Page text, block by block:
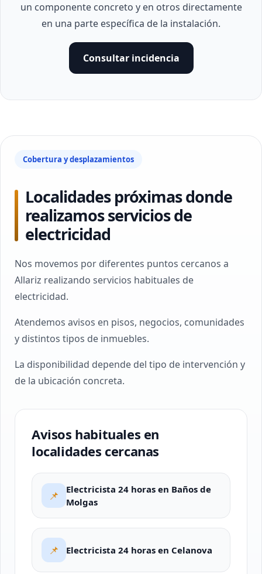
un componente concreto y en otros directamente
en una parte específica de la instalación.
Consultar incidencia
Cobertura y desplazamientos
Localidades próximas donde
realizamos servicios de
electricidad
Nos movemos por diferentes puntos cercanos a
Allariz realizando servicios habituales de
electricidad.
Atendemos avisos en pisos, negocios, comunidades
y distintos tipos de inmuebles.
La disponibilidad depende del tipo de intervención y
de la ubicación concreta.
Avisos habituales en
localidades cercanas
📌
Electricista 24 horas en Baños de
Molgas
📌 Electricista 24 horas en Celanova